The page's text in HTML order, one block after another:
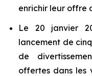
enrichir leur offre
Le 20 janvier
lancement de
de
offertes dans les